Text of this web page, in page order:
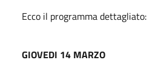
Ecco il programma dettagliato:
GIOVEDI 14 MARZO